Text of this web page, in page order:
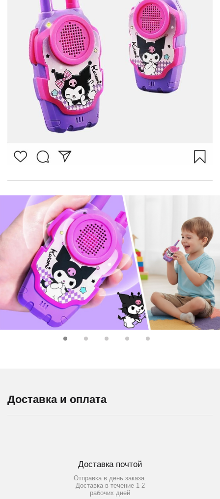
Доставка и оплата
Доставка почтой
Отправка в день заказа.
Доставка в течение 1-2
рабочих дней